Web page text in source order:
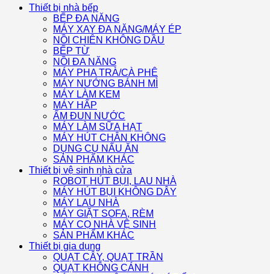
Thiết bị nhà bếp
BẾP ĐA NĂNG
MÁY XAY ĐA NĂNG/MÁY ÉP
NỒI CHIÊN KHÔNG DẦU
BẾP TỪ
NỒI ĐA NĂNG
MÁY PHA TRÀ/CÀ PHÊ
MÁY NƯỚNG BÁNH MÌ
MÁY LÀM KEM
MÁY HẤP
ẤM ĐUN NƯỚC
MÁY LÀM SỮA HẠT
MÁY HÚT CHÂN KHÔNG
DỤNG CỤ NẤU ĂN
SẢN PHẨM KHÁC
Thiết bị vệ sinh nhà cửa
ROBOT HÚT BỤI, LAU NHÀ
MÁY HÚT BỤI KHÔNG DÂY
MÁY LAU NHÀ
MÁY GIẶT SOFA, RÈM
MÁY CỌ NHÀ VỆ SINH
SẢN PHẨM KHÁC
Thiết bị gia dụng
QUẠT CÂY, QUẠT TRẦN
QUẠT KHÔNG CÁNH